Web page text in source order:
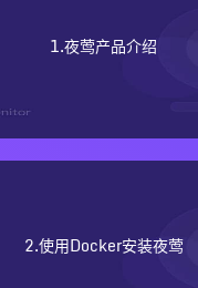
1.夜莺产品介绍
2.使用Docker安装夜莺